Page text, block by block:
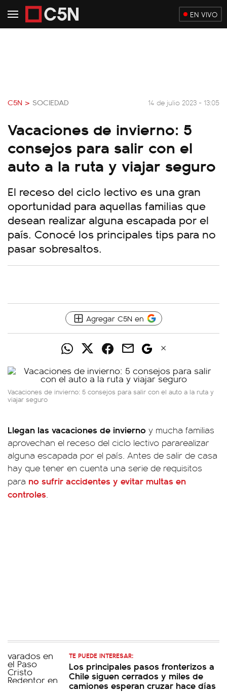
EN VIVO
C5N > SOCIEDAD 14 de julio 2023 - 13:05
Vacaciones de invierno: 5
consejos para salir con el
auto a la ruta y viajar seguro
El receso del ciclo lectivo es una gran
oportunidad para aquellas familias que
desean realizar alguna escapada por el
país. Conocé los principales tips para no
pasar sobresaltos.
Agregar C5N en
Vacaciones de invierno: 5 consejos para salir con el auto a la ruta y
viajar seguro
Llegan las vacaciones de invierno y mucha familias
aprovechan el receso del ciclo lectivo pararealizar
alguna escapada por el país. Antes de salir de casa
hay que tener en cuenta una serie de requisitos
para no sufrir accidentes y evitar multas en
controles.
TE PUEDE INTERESAR:
Los principales pasos fronterizos a
Chile siguen cerrados y miles de
camiones esperan cruzar hace días